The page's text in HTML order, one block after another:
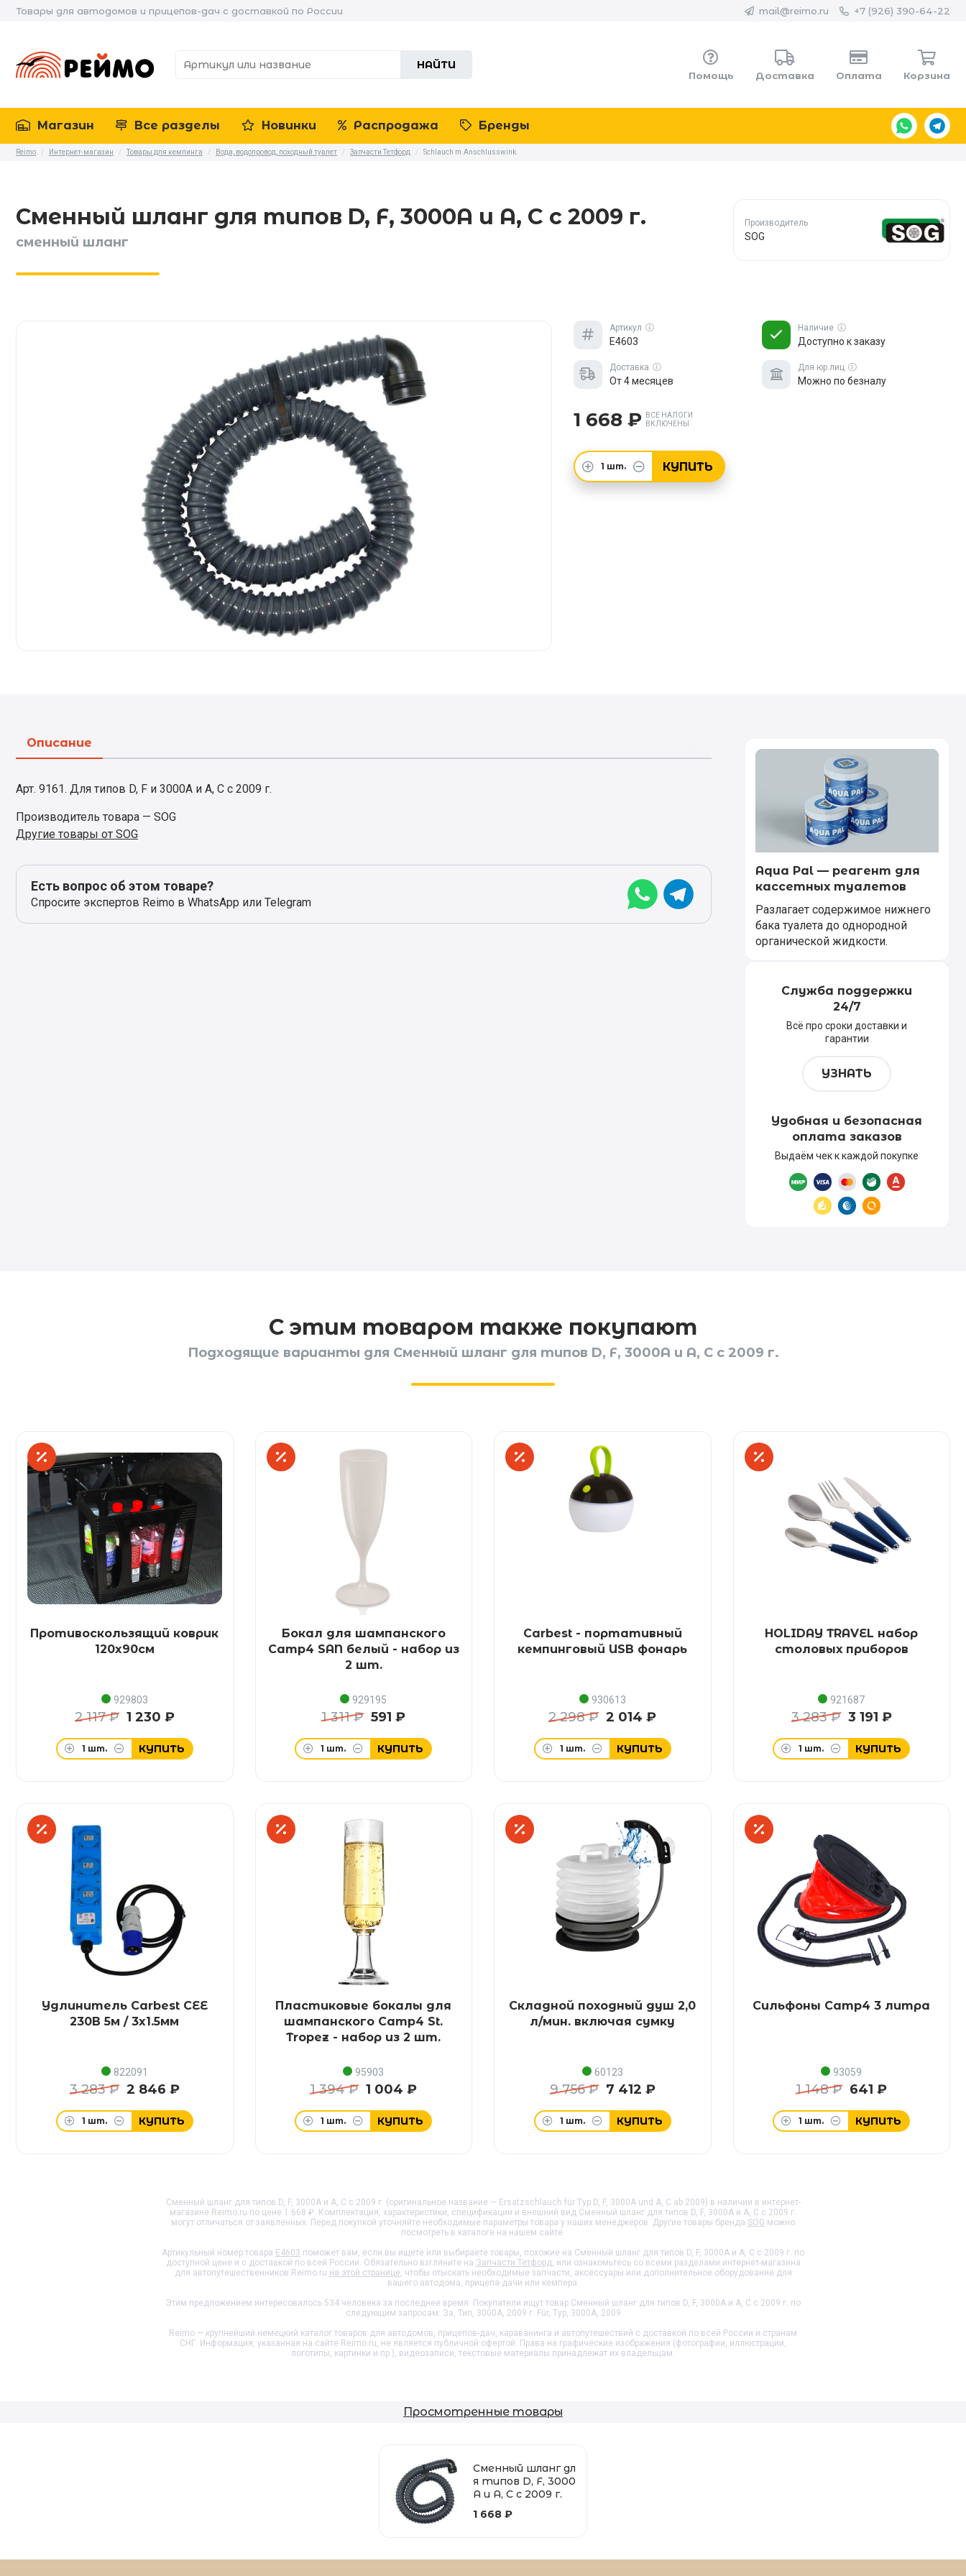
Товары для автодомов и прицепов-дач с доставкой по России mail@reimo.ru +7 (926) 390-64-22
НАЙТИ
Помощь Доставка Оплата Корзина
Магазин Все разделы Новинки Распродажа Бренды
Reimo / Интернет-магазин / Товары для кемпинга / Вода, водопровод, походный туалет / Запчасти Тетфорд / Schlauch m.Anschlusswink.
Сменный шланг для типов D, F, 3000A и A, C с 2009 г.
сменный шланг
Производитель
SOG
Артикул
E4603
Наличие
Доступно к заказу
Доставка
От 4 месяцев
Для юр.лиц
Можно по безналу
1 668 ₽
ВСЕ НАЛОГИ
ВКЛЮЧЕНЫ
1 шт. КУПИТЬ
Описание
Арт. 9161. Для типов D, F и 3000A и A, C с 2009 г.
Производитель товара — SOG
Другие товары от SOG
Есть вопрос об этом товаре?
Спросите экспертов Reimo в WhatsApp или Telegram
Aqua Pal — pеагент для
кассетных туалетов
Разлагает содержимое нижнего
бака туалета до однородной
органической жидкости.
Служба поддержки
24/7
Всё про сроки доставки и
гарантии
УЗНАТЬ
Удобная и безопасная
оплата заказов
Выдаём чек к каждой покупке
С этим товаром также покупают
Подходящие варианты для Сменный шланг для типов D, F, 3000A и A, C с 2009 г.
Противоскользящий коврик
120x90см
929803
2 117 ₽ 1 230 ₽
1 шт. КУПИТЬ
Бокал для шампанского
Camp4 SAN белый - набор из
2 шт.
929195
1 311 ₽ 591 ₽
1 шт. КУПИТЬ
Carbest - портативный
кемпинговый USB фонарь
930613
2 298 ₽ 2 014 ₽
1 шт. КУПИТЬ
HOLIDAY TRAVEL набор
столовых приборов
921687
3 283 ₽ 3 191 ₽
1 шт. КУПИТЬ
Удлинитель Carbest CEE
230В 5м / 3x1.5мм
822091
3 283 ₽ 2 846 ₽
1 шт. КУПИТЬ
Пластиковые бокалы для
шампанского Camp4 St.
Tropez - набор из 2 шт.
95903
1 394 ₽ 1 004 ₽
1 шт. КУПИТЬ
Складной походный душ 2,0
л/мин. включая сумку
60123
9 756 ₽ 7 412 ₽
1 шт. КУПИТЬ
Сильфоны Camp4 3 литра
93059
1 148 ₽ 641 ₽
1 шт. КУПИТЬ
Сменный шланг для типов D, F, 3000A и A, C с 2009 г. (оригинальное название — Ersatzschlauch für Typ D, F, 3000A und A, C ab 2009) в наличии в интернет-
магазине Reimo.ru по цене 1 668 ₽. Комплектация, характеристики, спецификации и внешний вид Сменный шланг для типов D, F, 3000A и A, C с 2009 г.
могут отличаться от заявленных. Перед покупкой уточняйте необходимые параметры товара у наших менеджеров. Другие товары бренда SOG можно
посмотреть в каталоге на нашем сайте.
Артикульный номер товара E4603 поможет вам, если вы ищете или выбираете товары, похожие на Сменный шланг для типов D, F, 3000A и A, C с 2009 г. по
доступной цене и с доставкой по всей России. Обязательно взгляните на Запчасти Тетфорд , или ознакомьтесь со всеми разделами интернет-магазина
для автопутешественников Reimo.ru на этой странице , чтобы отыскать необходимые запчасти, аксессуары или дополнительное оборудование для
вашего автодома, прицепа-дачи или кемпера.
Этим предложением интересовалось 534 человека за последнее время. Покупатели ищут товар Сменный шланг для типов D, F, 3000A и A, C с 2009 г. по
следующим запросам: За, Тип, 3000А, 2009 г. Für, Typ, 3000A, 2009
Reimo — крупнейший немецкий каталог товаров для автодомов, прицепов-дач, караванинга и автопутешествий с доставкой по всей России и странам
СНГ. Информация, указанная на сайте Reimo.ru, не является публичной офертой. Права на графические изображения (фотографии, иллюстрации,
логотипы, картинки и пр.), видеозаписи, текстовые материалы принадлежат их владельцам.
Просмотренные товары
Сменный шланг дл
я типов D, F, 3000
A и A, C с 2009 г.
1 668 ₽